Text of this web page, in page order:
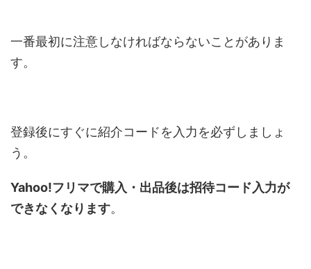
一番最初に注意しなければならないことがありま
す。
登録後にすぐに紹介コードを入力を必ずしましょ
う。
Yahoo!フリマで購入・出品後は招待コード入力が
できなくなります。